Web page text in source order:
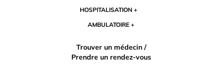
HOSPITALISATION
AMBULATOIRE
Trouver un médecin /
Prendre un rendez-vous